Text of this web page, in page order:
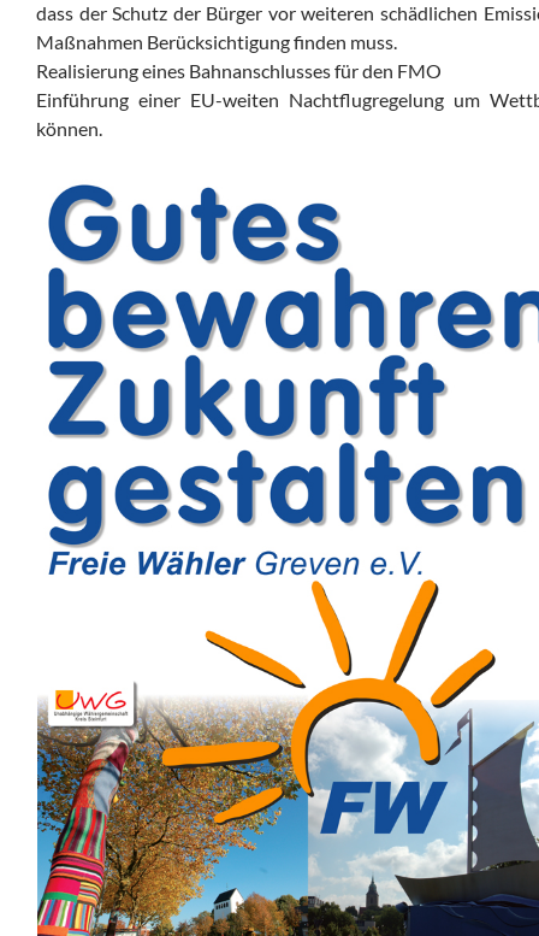
dass der Schutz der Bürger vor weiteren schädlichen
Maßnahmen Berücksichtigung finden muss.
Realisierung eines Bahnanschlusses für den FMO
Einführung einer EU-weiten Nachtflugregelung um
können.